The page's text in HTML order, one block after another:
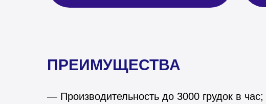
— Производительность до 3000 грудок в час;
ПРЕИМУЩЕСТВА